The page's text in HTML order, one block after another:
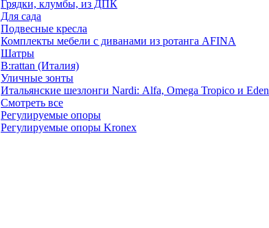
Грядки, клумбы, из ДПК
Для сада
Подвесные кресла
Комплекты мебели с диванами из ротанга AFINA
Шатры
B:rattan (Италия)
Уличные зонты
Итальянские шезлонги Nardi: Alfa, Omega Tropico и Eden
Смотреть все
Регулируемые опоры
Регулируемые опоры Kronex